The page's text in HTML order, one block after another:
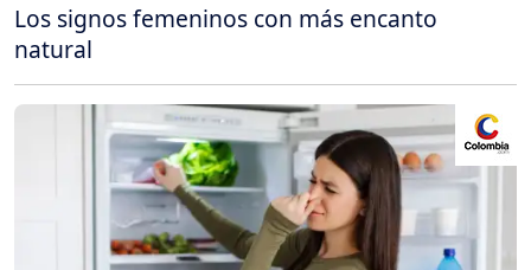
Los signos femeninos con más encanto
natural